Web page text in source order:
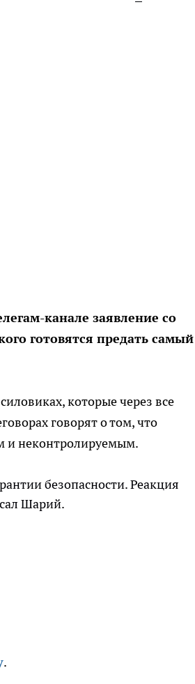
канале заявление со
готовятся предать самый
которые через все
говорят о том, что
и неконтролируемым.
безопасности. Реакция
Шарий.
.